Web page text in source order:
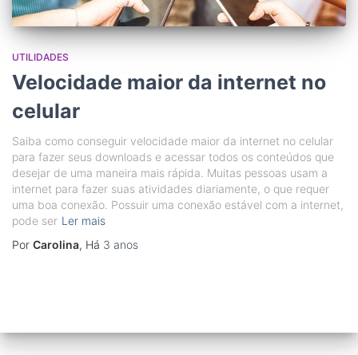
UTILIDADES
Velocidade maior da internet no
celular
Saiba como conseguir velocidade maior da internet no celular
para fazer seus downloads e acessar todos os conteúdos que
desejar de uma maneira mais rápida. Muitas pessoas usam a
internet para fazer suas atividades diariamente, o que requer
uma boa conexão. Possuir uma conexão estável com a internet,
pode ser Ler mais
Por Carolina, Há 3 anos